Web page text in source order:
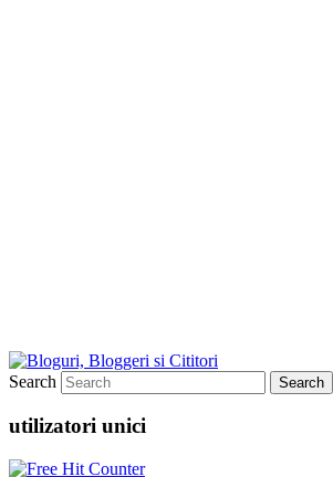
Search
utilizatori unici